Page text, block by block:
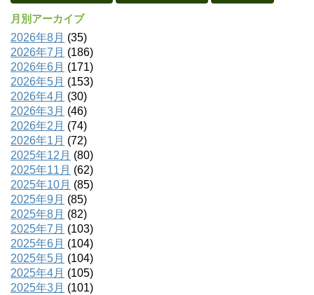
月別アーカイブ
2026年8月 (35)
2026年7月 (186)
2026年6月 (171)
2026年5月 (153)
2026年4月 (30)
2026年3月 (46)
2026年2月 (74)
2026年1月 (72)
2025年12月 (80)
2025年11月 (62)
2025年10月 (85)
2025年9月 (85)
2025年8月 (82)
2025年7月 (103)
2025年6月 (104)
2025年5月 (104)
2025年4月 (105)
2025年3月 (101)